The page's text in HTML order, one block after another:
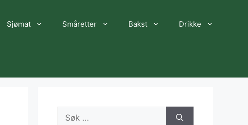
Sjømat Småretter Bakst Drikke
Søk